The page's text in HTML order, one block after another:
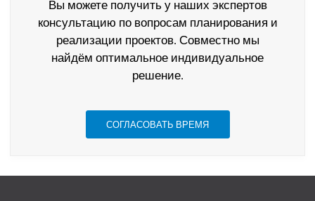
Вы можете получить у наших экспертов
консультацию по вопросам планирования и
реализации проектов. Совместно мы
найдём оптимальное индивидуальное
решение.
СОГЛАСОВАТЬ ВРЕМЯ